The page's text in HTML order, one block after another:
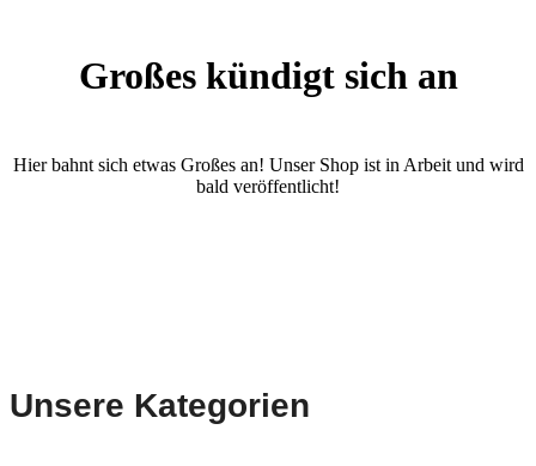
Großes kündigt sich an
Hier bahnt sich etwas Großes an! Unser Shop ist in Arbeit und wird
bald veröffentlicht!
Unsere Kategorien